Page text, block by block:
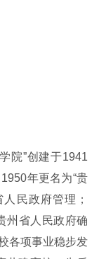
院”创建于1941
年更名为“贵
民政府管理；
州省人民政府确
各项事业稳步发